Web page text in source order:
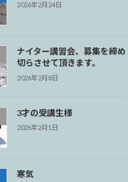
2026年2月24日
ナイター講習会、募集を締め
切らさせて頂きます。
2026年2月8日
3才の受講生様
2026年2月1日
寒気